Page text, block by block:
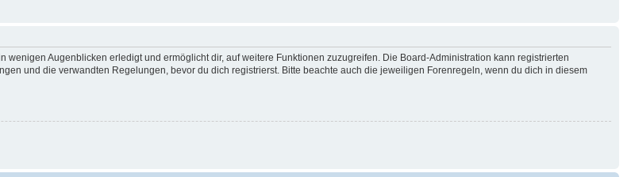
Augenblicken erledigt und ermöglicht dir, auf weitere Funktionen zuzugreifen. Die Board-Administration kann registrierten
und die verwandten Regelungen, bevor du dich registrierst. Bitte beachte auch die jeweiligen Forenregeln, wenn du dich in diesem